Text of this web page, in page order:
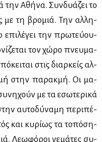
την Αθή­να. Συν­δυά­ζει το
με τη βρο­μιά. Την αλ­λη­
επι­λέ­γει την πρω­τεύ­ου­
τον χώ­ρο πνευ­μα­
στις διαρ­κείς αλ­
στην πα­ρακ­μή. Οι μα­
με τα εσω­τε­ρι­κά
αυ­το­δύ­να­μη πε­ρι­πέ­
και κυ­ρί­ως τα το­πό­ση­
Λε­ω­φό­ροι γε­μά­τες συ­